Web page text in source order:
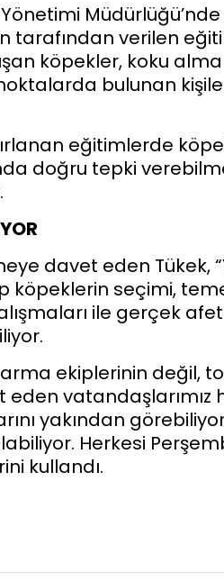
tarafından verilen
köpekler, koku
bulunan
eğitimlerde
doğru tepki
davet eden Tükek,
köpeklerin seçimi,
ile gerçek
ekiplerinin değil,
eden vatandaşlarımız
yakından
Herkesi
kullandı.